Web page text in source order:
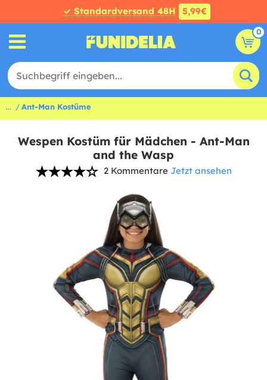
✓ Standardversand 48H 5,99€
0
... Ant-Man Kostüme
Wespen Kostüm für Mädchen - Ant-Man
and the Wasp
2 Kommentare Jetzt ansehen